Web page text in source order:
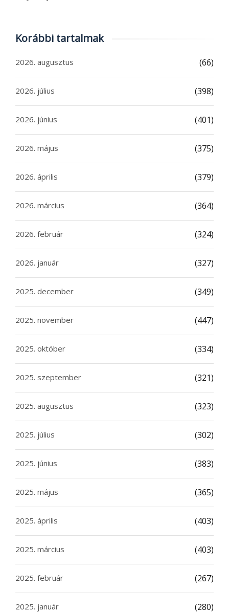
Korábbi tartalmak
2026. augusztus (66)
2026. július (398)
2026. június (401)
2026. május (375)
2026. április (379)
2026. március (364)
2026. február (324)
2026. január (327)
2025. december (349)
2025. november (447)
2025. október (334)
2025. szeptember (321)
2025. augusztus (323)
2025. július (302)
2025. június (383)
2025. május (365)
2025. április (403)
2025. március (403)
2025. február (267)
2025. január (280)